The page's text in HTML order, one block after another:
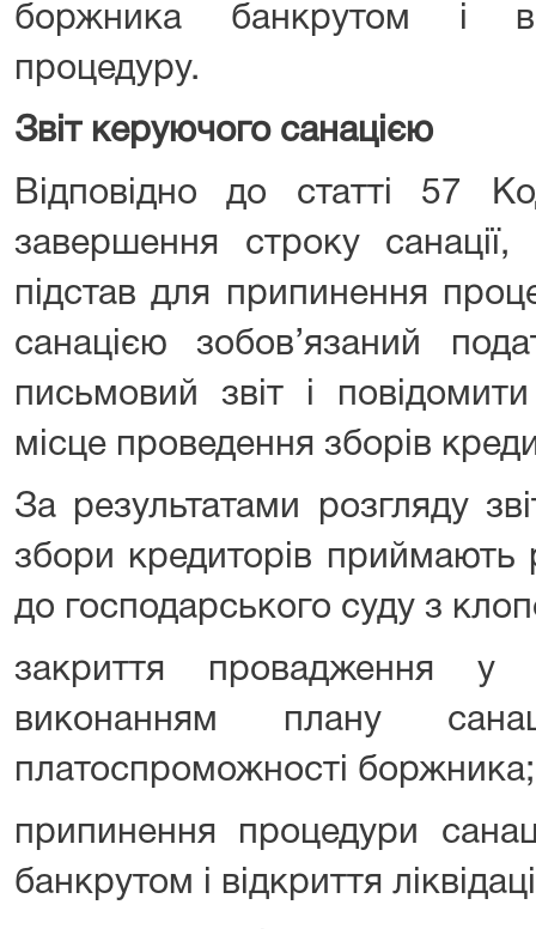
боржника банкрутом і
процедуру.
Звіт керуючого санацією
Відповідно до статті 57
завершення строку
підстав для припинення
санацією зобов’язаний
письмовий звіт і
місце проведення зборів
За результатами розгляду
збори кредиторів приймають
до господарського суду з
закриття провадження
виконанням плану
платоспроможності боржника;
припинення процедури
банкрутом і відкриття